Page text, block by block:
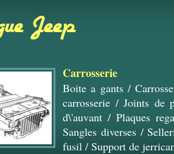
Jeep
Carrosserie
Boite a gants/
carrosserie /Joints de
d\'auvant / Plaques
Sangles diverses/
fusil / Support de